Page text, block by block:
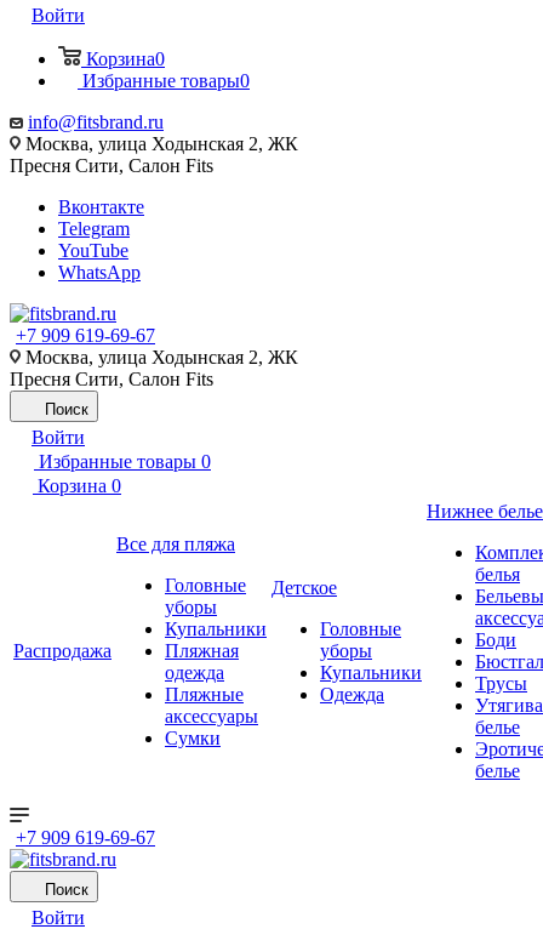
Войти
Корзина0
Избранные товары0
info@fitsbrand.ru
Москва, улица Ходынская 2, ЖК
Пресня Сити, Салон Fits
Вконтакте
Telegram
YouTube
WhatsApp
+7 909 619-69-67
Москва, улица Ходынская 2, ЖК
Пресня Сити, Салон Fits
Поиск
Войти
Избранные товары 0
Корзина 0
Распродажа
Все для пляжа
Головные
уборы
Купальники
Пляжная
одежда
Пляжные
аксессуары
Сумки
Детское
Головные
уборы
Купальники
Одежда
Нижнее белье
белья
Боди
Трусы
белье
белье
+7 909 619-69-67
Поиск
Войти